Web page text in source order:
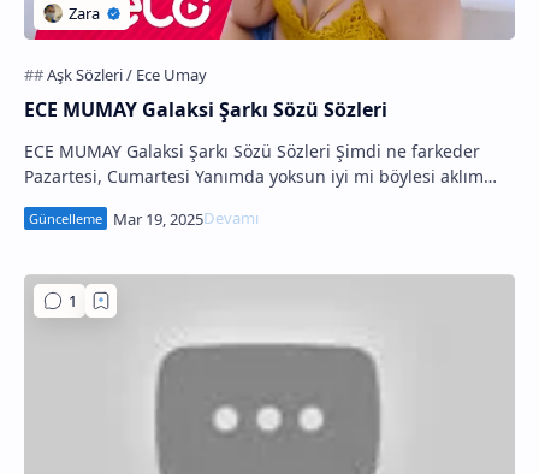
ECE MUMAY Galaksi Şarkı Sözü Sözleri
ECE MUMAY Galaksi Şarkı Sözü Sözleri Şimdi ne farkeder
Pazartesi, Cumartesi Yanımda yoksun iyi mi böylesi aklım
almıyo geldiğin yer neresi nası’ bi g…